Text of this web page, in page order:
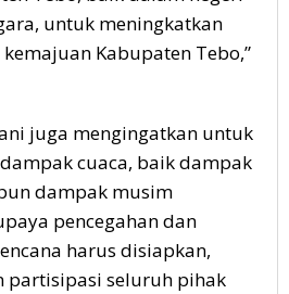
untuk meningkatkan
Kabupaten Tebo,”
juga mengingatkan untuk
cuaca, baik dampak
dampak musim
pencegahan dan
harus disiapkan,
partisipasi seluruh pihak